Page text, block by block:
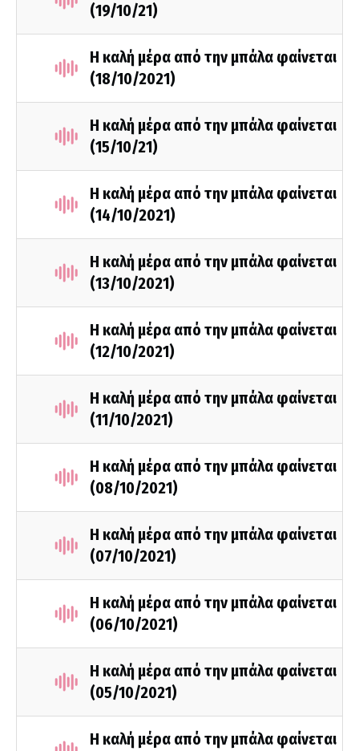
(19/10/21)
Η καλή μέρα από την μπάλα φαίνεται
(18/10/2021)
Η καλή μέρα από την μπάλα φαίνεται
(15/10/21)
Η καλή μέρα από την μπάλα φαίνεται
(14/10/2021)
Η καλή μέρα από την μπάλα φαίνεται
(13/10/2021)
Η καλή μέρα από την μπάλα φαίνεται
(12/10/2021)
Η καλή μέρα από την μπάλα φαίνεται
(11/10/2021)
Η καλή μέρα από την μπάλα φαίνεται
(08/10/2021)
Η καλή μέρα από την μπάλα φαίνεται
(07/10/2021)
Η καλή μέρα από την μπάλα φαίνεται
(06/10/2021)
Η καλή μέρα από την μπάλα φαίνεται
(05/10/2021)
Η καλή μέρα από την μπάλα φαίνεται